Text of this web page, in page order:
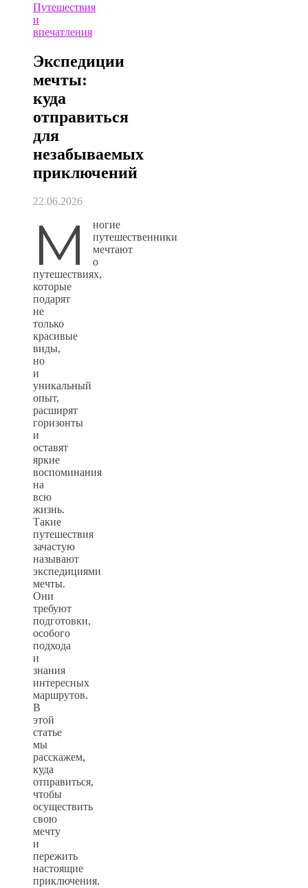
Путешествия
и
впечатления
Экспедиции
мечты:
куда
отправиться
для
незабываемых
приключений
22.06.2026
М
ногие
путешественники
мечтают
о
путешествиях,
которые
подарят
не
только
красивые
виды,
но
и
уникальный
опыт,
расширят
горизонты
и
оставят
яркие
воспоминания
на
всю
жизнь.
Такие
путешествия
зачастую
называют
экспедициями
мечты.
Они
требуют
подготовки,
особого
подхода
и
знания
интересных
маршрутов.
В
этой
статье
мы
расскажем,
куда
отправиться,
чтобы
осуществить
свою
мечту
и
пережить
настоящие
приключения.